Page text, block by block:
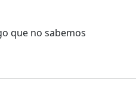
que no sabemos